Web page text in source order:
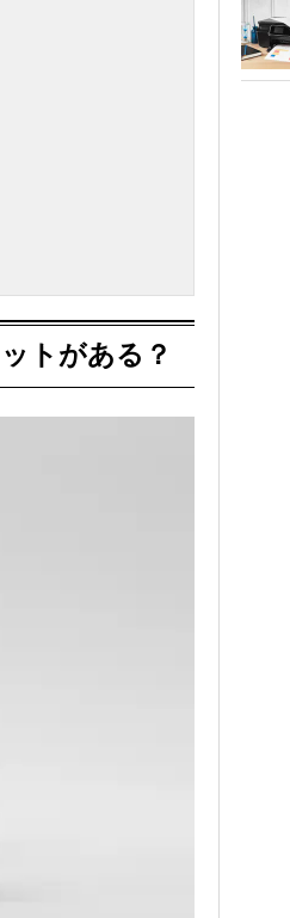
トがある？